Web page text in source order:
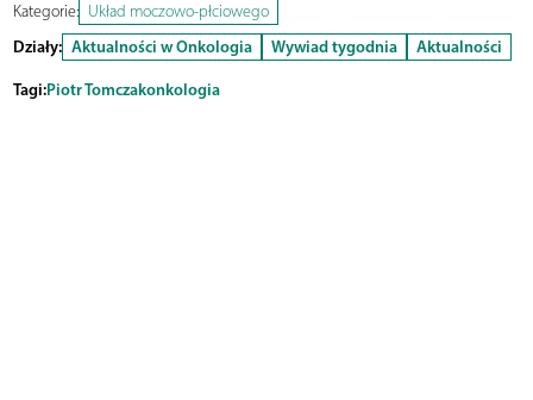
Kategorie: Układ moczowo-płciowego
Działy: Aktualności w Onkologia Wywiad tygodnia
Aktualności
Tagi:Piotr Tomczakonkologia